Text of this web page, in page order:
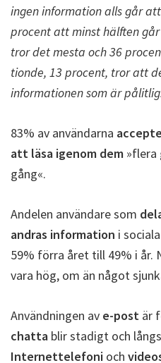
ingen information alls går
procent att minst hälften
tror det mesta och 36
tionde, 13 procent, tror att
informationen som är
83% av användarna
att läsa igenom dem »flera
gång«.
Andelen användare som
andras information i
59% förra året till 49% i år.
vara hög, om än något
Användningen av e-post är
chatta blir stadigt och
Internettelefoni och